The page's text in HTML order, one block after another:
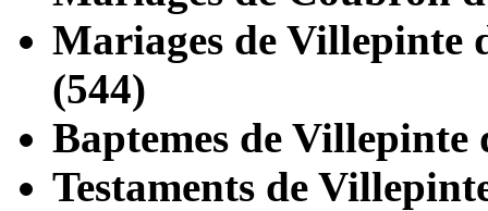
Mariages de Villepinte
(544)
Baptemes de Villepinte
Testaments de